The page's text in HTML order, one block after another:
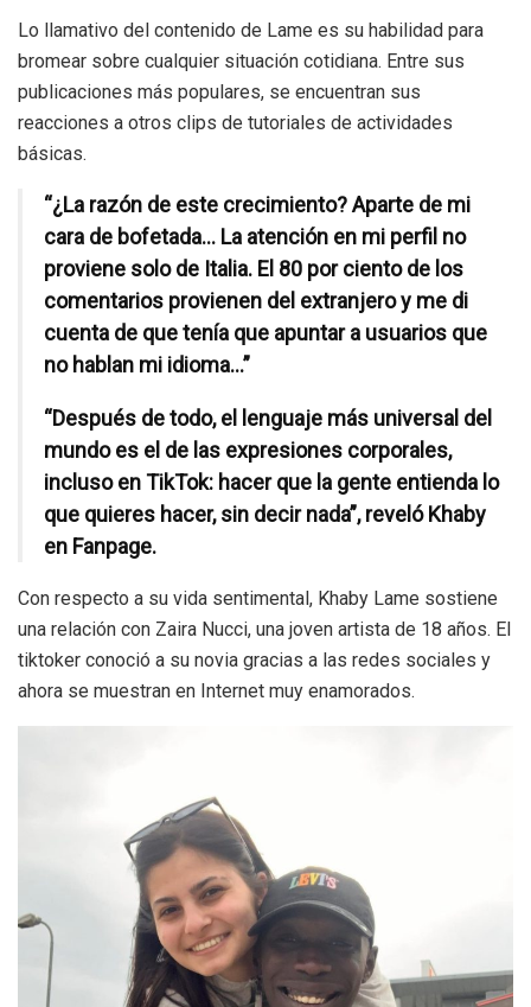
Lo llamativo del contenido de Lame es su habilidad para
bromear sobre cualquier situación cotidiana. Entre sus
publicaciones más populares, se encuentran sus
reacciones a otros clips de tutoriales de actividades
básicas.
“¿La razón de este crecimiento? Aparte de mi
cara de bofetada… La atención en mi perfil no
proviene solo de Italia. El 80 por ciento de los
comentarios provienen del extranjero y me di
cuenta de que tenía que apuntar a usuarios que
no hablan mi idioma…”
“Después de todo, el lenguaje más universal del
mundo es el de las expresiones corporales,
incluso en TikTok: hacer que la gente entienda lo
que quieres hacer, sin decir nada”, reveló Khaby
en Fanpage.
Con respecto a su vida sentimental, Khaby Lame sostiene
una relación con Zaira Nucci, una joven artista de 18 años. El
tiktoker conoció a su novia gracias a las redes sociales y
ahora se muestran en Internet muy enamorados.